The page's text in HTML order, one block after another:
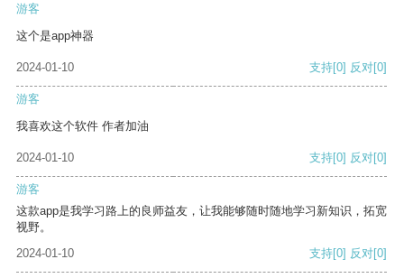
游客
这个是app神器
2024-01-10 支持[0] 反对[0]
游客
我喜欢这个软件 作者加油
2024-01-10 支持[0] 反对[0]
游客
这款app是我学习路上的良师益友，让我能够随时随地学习新知识，拓宽
视野。
2024-01-10
支持[0] 反对[0]